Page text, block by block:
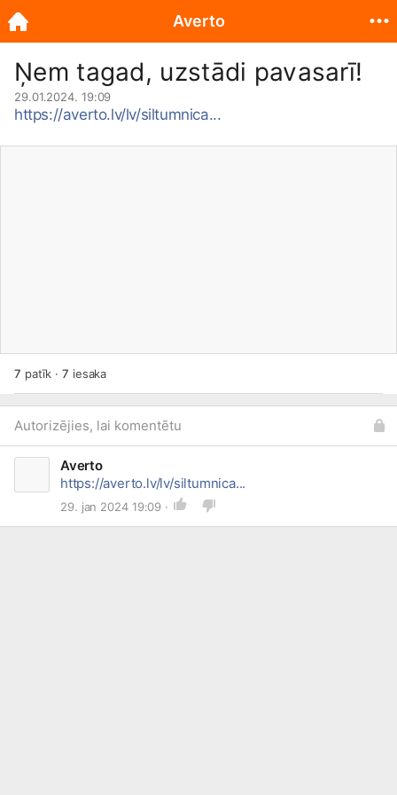
Ņem tagad, uzstādi pavasarī!
29.01.2024. 19:09
https://averto.lv/lv/siltumnica...
7 patīk ·7 iesaka
Autorizējies, lai komentētu
Averto
https://averto.lv/lv/siltumnica...
29. jan 2024 19:09 ·
Averto